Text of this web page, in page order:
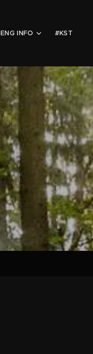
ENG INFO #KST